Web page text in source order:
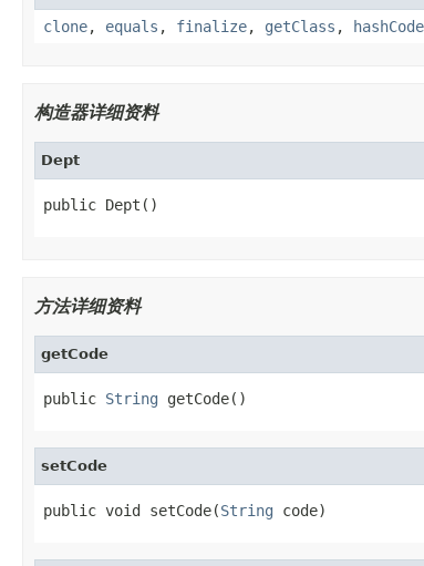
clone, equals , finalize, getClass , hashCode
构造器详细资料
Dept
public Dept()
方法详细资料
getCode
public String getCode()
setCode
public void setCode(String code)